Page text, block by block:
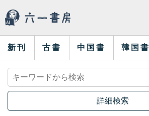
新刊 古書 中国書 韓国書
詳細検索